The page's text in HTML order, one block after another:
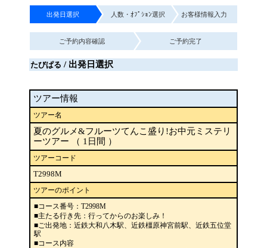
出発日選択 人数・ｵﾌﾟｼｮﾝ選択 お客様情報入力
ご予約内容確認 ご予約完了
たびぱる / 出発日選択
ツアー情報
ツアー名
夏のグルメ&フルーツてんこ盛り!お中元ミステリ
ーツアー （ 1日間 ）
ツアーコード
T2998M
ツアーのポイント
■コース番号：T2998M
■主たる行き先：行ってからのお楽しみ！
■ご出発地：近鉄大和八木駅、近鉄橿原神宮前駅、近鉄五位堂
駅
■コース内容